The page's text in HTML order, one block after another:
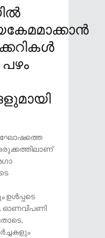
ഉൾപ്പടെ
ഓണവിപണി